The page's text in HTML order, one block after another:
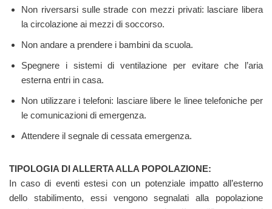
Non riversarsi sulle strade con mezzi privati: lasciare libera
la circolazione ai mezzi di soccorso.
Non andare a prendere i bambini da scuola.
Spegnere i sistemi di ventilazione per evitare che l’aria
esterna entri in casa.
Non utilizzare i telefoni: lasciare libere le linee telefoniche per
le comunicazioni di emergenza.
Attendere il segnale di cessata emergenza.
TIPOLOGIA DI ALLERTA ALLA POPOLAZIONE:
In caso di eventi estesi con un potenziale impatto all’esterno
dello stabilimento, essi vengono segnalati alla popolazione